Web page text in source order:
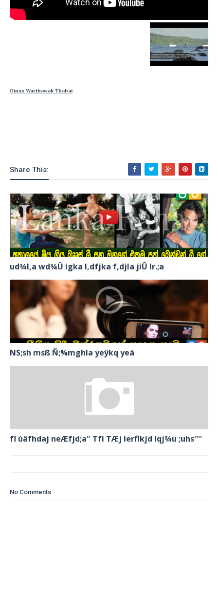
Ginas Warthawak Thabai
Share This:
ud¾I,a wd¾Ü igka l,dfjka f,djla jiÛ lr.;a
NS;sh msß Ñ;%mghla yeÿkq yeá
fï ùäfhdaj neÆfjd;a" Tfí TÆj lerflkjd Iqj¾u ;uhs''''
No Comments: